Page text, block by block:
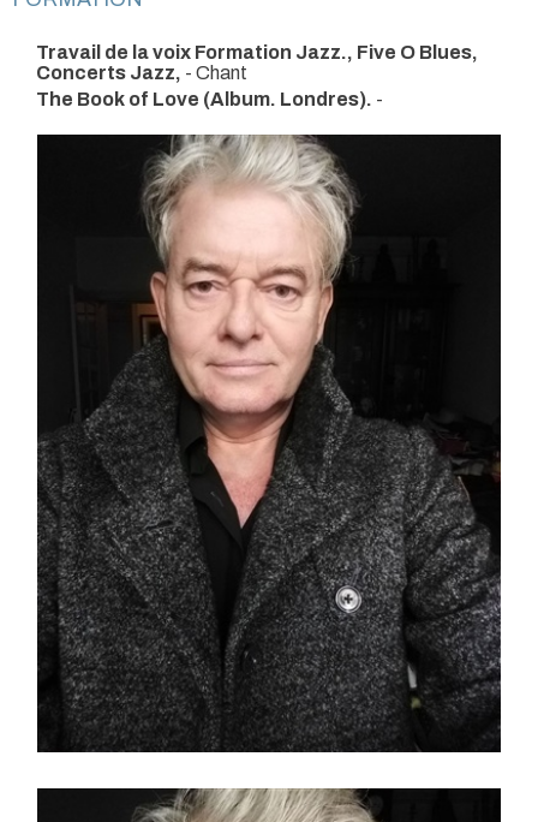
Travail de la voix Formation Jazz., Five O Blues,
Concerts Jazz, - Chant
The Book of Love (Album. Londres). -